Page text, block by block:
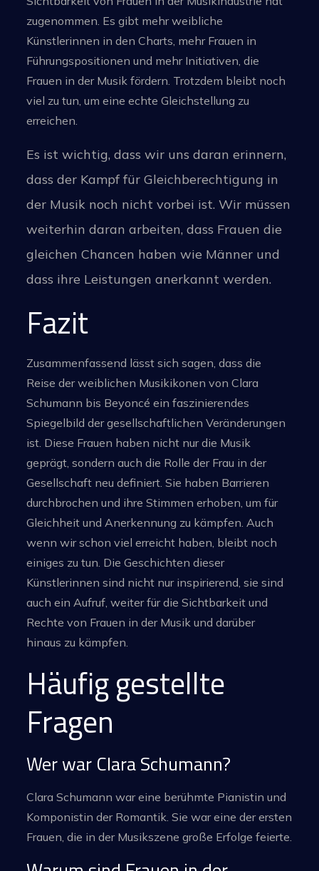
zugenommen. Es gibt mehr weibliche
Künstlerinnen in den Charts, mehr Frauen in
Führungspositionen und mehr Initiativen, die
Frauen in der Musik fördern. Trotzdem bleibt noch
viel zu tun, um eine echte Gleichstellung zu
erreichen.
Es ist wichtig, dass wir uns daran erinnern,
dass der Kampf für Gleichberechtigung in
der Musik noch nicht vorbei ist. Wir müssen
weiterhin daran arbeiten, dass Frauen die
gleichen Chancen haben wie Männer und
dass ihre Leistungen anerkannt werden.
Fazit
Zusammenfassend lässt sich sagen, dass die
Reise der weiblichen Musikikonen von Clara
Schumann bis Beyoncé ein faszinierendes
Spiegelbild der gesellschaftlichen Veränderungen
ist. Diese Frauen haben nicht nur die Musik
geprägt, sondern auch die Rolle der Frau in der
Gesellschaft neu definiert. Sie haben Barrieren
durchbrochen und ihre Stimmen erhoben, um für
Gleichheit und Anerkennung zu kämpfen. Auch
wenn wir schon viel erreicht haben, bleibt noch
einiges zu tun. Die Geschichten dieser
Künstlerinnen sind nicht nur inspirierend, sie sind
auch ein Aufruf, weiter für die Sichtbarkeit und
Rechte von Frauen in der Musik und darüber
hinaus zu kämpfen.
Häufig gestellte
Fragen
Wer war Clara Schumann?
Clara Schumann war eine berühmte Pianistin und
Komponistin der Romantik. Sie war eine der ersten
Frauen, die in der Musikszene große Erfolge feierte.